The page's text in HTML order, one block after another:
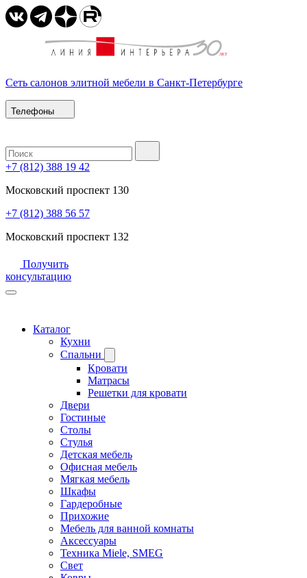
Сеть салонов элитной мебели в Санкт-Петербурге
Телефоны
+7 (812) 388 19 42
Московский проспект 130
+7 (812) 388 56 57
Московский проспект 132
Получить
консультацию
Каталог
Кухни
Спальни
Кровати
Матрасы
Решетки для кровати
Двери
Гостиные
Столы
Стулья
Детская мебель
Офисная мебель
Мягкая мебель
Шкафы
Гардеробные
Прихожие
Мебель для ванной комнаты
Аксессуары
Техника Miele, SMEG
Свет